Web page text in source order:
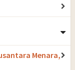
Menara,